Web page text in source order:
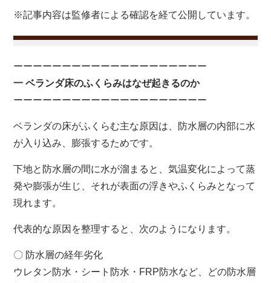
※記事内容は監修者による確認を経て公開しています。
ーーーーーーーーーーーーーーーーーーーー
一 ベランダ床のふくらみはなぜ起きるのか
ーーーーーーーーーーーーーーーーーーーー
ベランダの床がふくらむ主な原因は、防水層の内部に水
が入り込み、膨張するためです。
下地と防水層の間に水が溜まると、気温変化によって蒸
発や膨張が生じ、それが表面の浮きやふくらみとなって
現れます。
代表的な原因を整理すると、次のようになります。
〇 防水層の経年劣化
ウレタン防水・シート防水・FRP防水など、どの防水層